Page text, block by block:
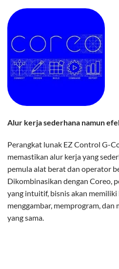
Alur kerja sederhana namun
Perangkat lunak EZ Control G-
memastikan alur kerja yang
pemula alat berat dan operator
Dikombinasikan dengan Coreo,
yang intuitif, bisnis akan
menggambar, memprogram,
yang sama.